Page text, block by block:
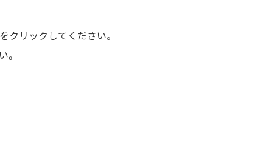
クリックしてください。
。